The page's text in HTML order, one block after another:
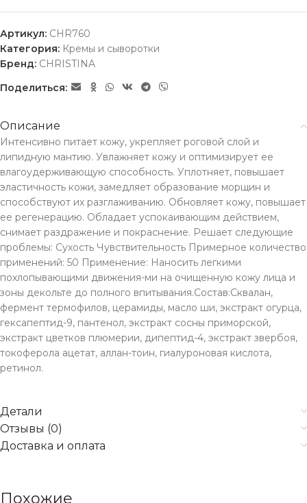
Артикул: CHR760
Категория: Кремы и сыворотки
Бренд: CHRISTINA
Поделиться:
Описание
Интенсивно питает кожу, укрепляет роговой слой и
липидную мантию. Увлажняет кожу и оптимизирует ее
влагоудерживающую способность. Уплотняет, повышает
эластичность кожи, замедляет образование морщин и
способствуют их разглаживанию. Обновляет кожу, повышает
ее регенерацию. Обладает успокаивающим действием,
снимает раздражение и покраснение. Решает следующие
проблемы: Сухость Чувствительность Примерное количество
применений: 50 Применение: Наносить легкими
похлопывающими движения-ми на очищенную кожу лица и
зоны декольте до полного впитывания.Состав:Сквалан,
фермент термофилов, церамиды, масло ши, экстракт огурца,
гексапептид-9, пантенол, экстракт сосны приморской,
экстракт цветков плюмерии, дипептид-4, экстракт звербоя,
токоферола ацетат, аллан-тоин, гиалуроновая кислота,
ретинол.
Детали
Отзывы (0)
Доставка и оплата
Похожие